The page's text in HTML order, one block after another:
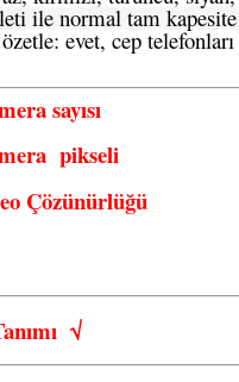
ile normal tam kapesite
evet, cep
sayısı
pikseli
Çözünürlüğü
√